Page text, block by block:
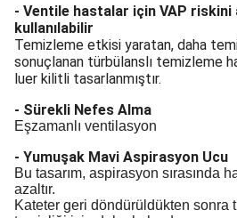
- Ventile hastalar için VAP riskini
kullanılabilir
Temizleme etkisi yaratan, daha
sonuçlanan türbülanslı temizleme
luer kilitli tasarlanmıştır.
- Sürekli Nefes Alma
Eşzamanlı ventilasyon
- Yumuşak Mavi Aspirasyon Ucu
Bu tasarım, aspirasyon sırasında
azaltır.
Kateter geri döndürüldükten sonra